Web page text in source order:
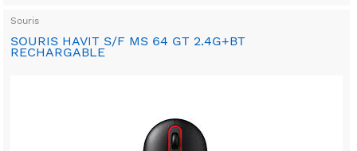
Souris
SOURIS HAVIT S/F MS 64 GT 2.4G+BT
RECHARGABLE